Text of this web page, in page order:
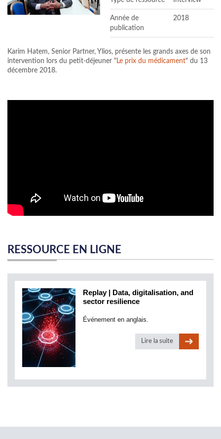
Année de
publication
2018
Karim Hatem, Senior Partner, Ylios, présente les grands axes de son
intervention lors du petit-déjeuner "Le prix du médicament" du 13
décembre 2018.
RESSOURCE EN LIGNE
Replay | Data, digitalisation, and
sector resilience
Événement en anglais.
Lire la suite